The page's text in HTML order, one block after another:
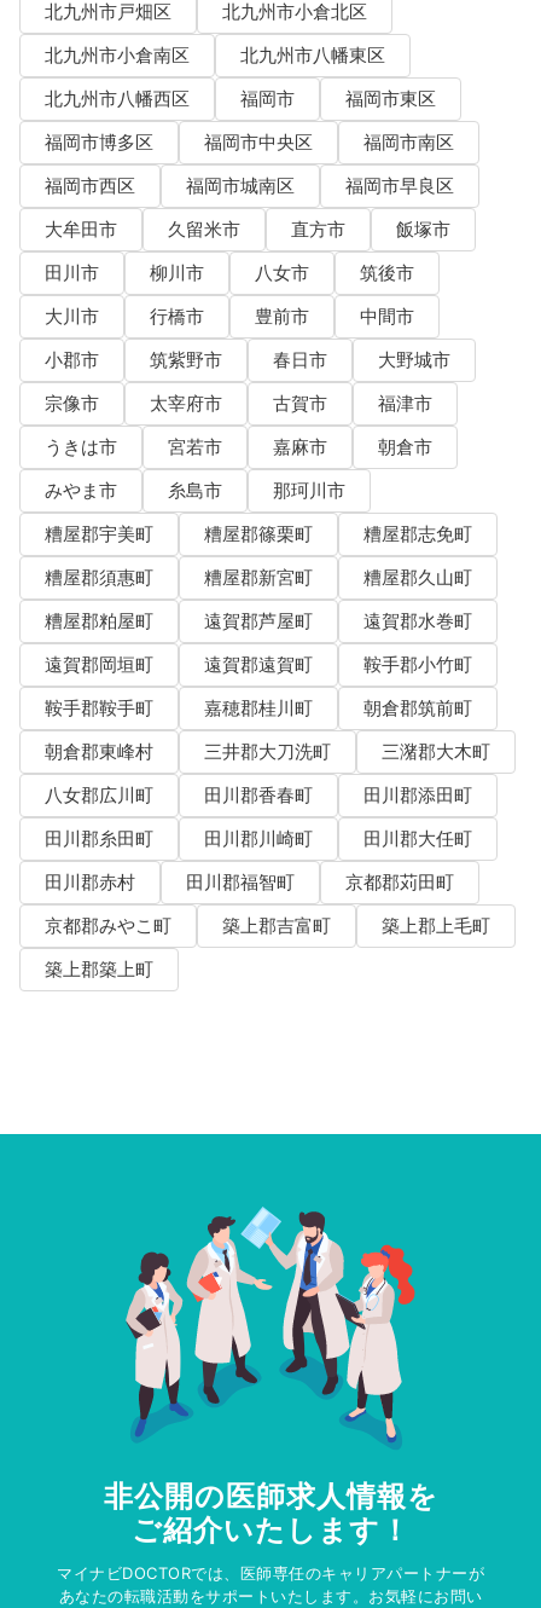
北九州市戸畑区
北九州市小倉北区
北九州市小倉南区
北九州市八幡東区
北九州市八幡西区
福岡市
福岡市東区
福岡市博多区
福岡市中央区
福岡市南区
福岡市西区
福岡市城南区
福岡市早良区
大牟田市
久留米市 直方市
飯塚市
田川市
柳川市 八女市
筑後市
大川市
行橋市 豊前市
中間市
小郡市
筑紫野市 春日市
大野城市
宗像市
太宰府市 古賀市
福津市
うきは市
宮若市 嘉麻市
朝倉市
みやま市
糸島市
那珂川市
糟屋郡宇美町
糟屋郡篠栗町
糟屋郡志免町
糟屋郡須惠町
糟屋郡新宮町
糟屋郡久山町
糟屋郡粕屋町
遠賀郡芦屋町
遠賀郡水巻町
遠賀郡岡垣町
遠賀郡遠賀町
鞍手郡小竹町
鞍手郡鞍手町
嘉穂郡桂川町
朝倉郡筑前町
朝倉郡東峰村
三井郡大刀洗町
三潴郡大木町
八女郡広川町
田川郡香春町
田川郡添田町
田川郡糸田町
田川郡川崎町
田川郡大任町
田川郡赤村
田川郡福智町
京都郡苅田町
京都郡みやこ町
築上郡吉富町
築上郡上毛町
築上郡築上町
非公開の医師求人情報を
ご紹介いたします！
マイナビDOCTORでは、医師専任のキャリアパートナーが
あなたの転職活動をサポートいたします。お気軽にお問い